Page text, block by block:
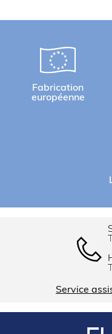
Fabrication
européenne
Service